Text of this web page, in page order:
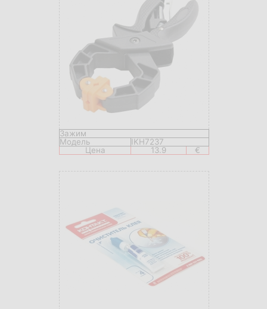
Зажим
Модель
IKH7237
Цена
13.9 €